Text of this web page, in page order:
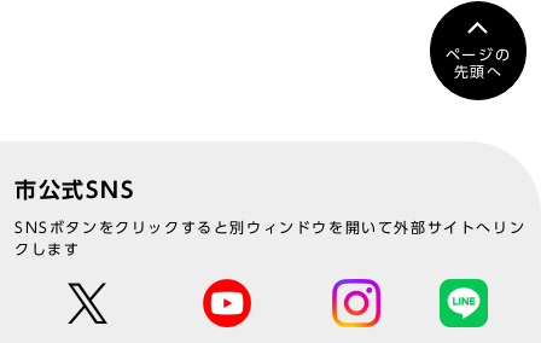
ページの
先頭へ
市公式SNS
SNSボタンをクリックすると別ウィンドウを開いて外部サイトへリン
クします